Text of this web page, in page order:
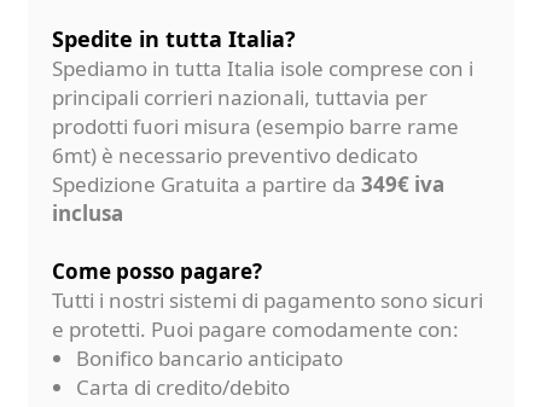
Spedite in tutta Italia?
Spediamo in tutta Italia isole comprese con i
principali corrieri nazionali, tuttavia per
prodotti fuori misura (esempio barre rame
6mt) è necessario preventivo dedicato
Spedizione Gratuita a partire da 349€ iva
inclusa
Come posso pagare?
Tutti i nostri sistemi di pagamento sono sicuri
e protetti. Puoi pagare comodamente con:
Bonifico bancario anticipato
Carta di credito/debito